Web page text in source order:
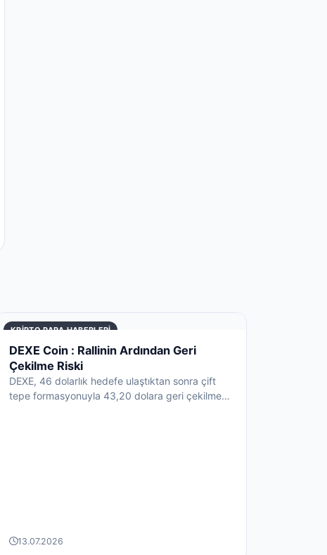
KRIPTO PARA HABERLERI
DEXE Coin : Rallinin Ardından Geri
Çekilme Riski
DEXE, 46 dolarlık hedefe ulaştıktan sonra çift
tepe formasyonuyla 43,20 dolara geri çekilme
13.07.2026